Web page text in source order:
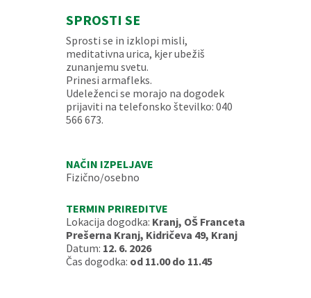
SPROSTI SE
Sprosti se in izklopi misli,
meditativna urica, kjer ubežiš
zunanjemu svetu.
Prinesi armafleks.
Udeleženci se morajo na dogodek
prijaviti na telefonsko številko: 040
566 673.
NAČIN IZPELJAVE
Fizično/osebno
TERMIN PRIREDITVE
Lokacija dogodka: Kranj, OŠ Franceta
Prešerna Kranj, Kidričeva 49, Kranj
Datum: 12. 6. 2026
Čas dogodka: od 11.00 do 11.45